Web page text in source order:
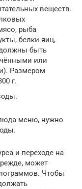
веществ.
рыба
белки яиц,
быть
или
Размером
г.
меню, нужно
и переходе на
может
Чтобы